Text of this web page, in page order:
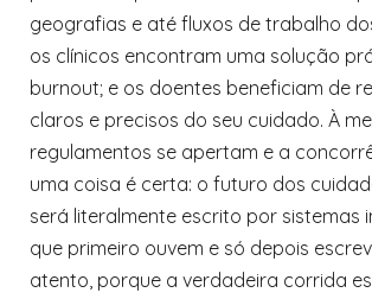
geografias e até fluxos de trabalho
os clínicos encontram uma solução
burnout; e os doentes beneficiam de
claros e precisos do seu cuidado. À
regulamentos se apertam e a
uma coisa é certa: o futuro dos
será literalmente escrito por sistemas
que primeiro ouvem e só depois
atento, porque a verdadeira corrida